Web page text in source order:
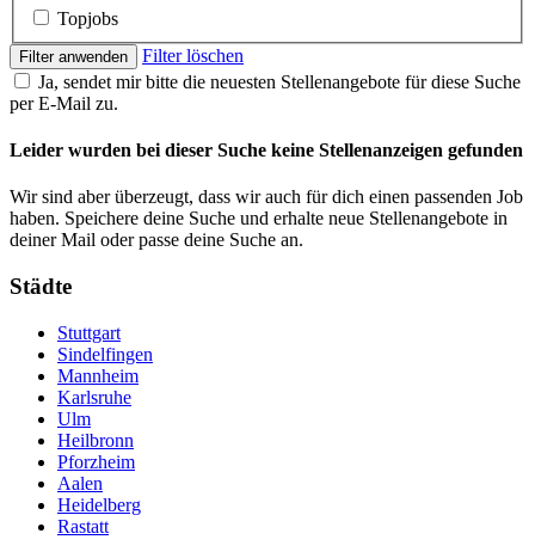
Topjobs
Filter anwenden
Filter löschen
Ja, sendet mir bitte die neuesten Stellenangebote für diese Suche
per E-Mail zu.
Leider wurden bei dieser Suche keine Stellenanzeigen gefunden
Wir sind aber überzeugt, dass wir auch für dich einen passenden Job
haben. Speichere deine Suche und erhalte neue Stellenangebote in
deiner Mail oder passe deine Suche an.
Städte
Stuttgart
Sindelfingen
Mannheim
Karlsruhe
Ulm
Heilbronn
Pforzheim
Aalen
Heidelberg
Rastatt